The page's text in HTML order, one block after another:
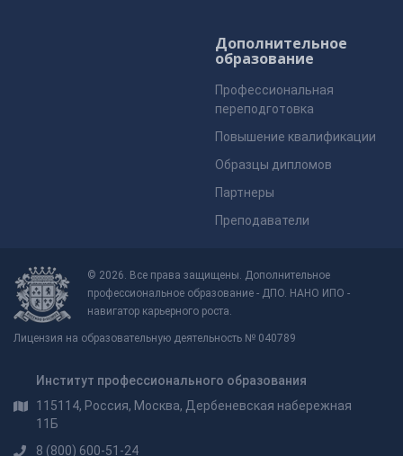
Дополнительное
образование
Профессиональная
переподготовка
Повышение квалификации
Образцы дипломов
Партнеры
Преподаватели
© 2026. Все права защищены. Дополнительное
профессиональное образование - ДПО. НАНО ИПО -
навигатор карьерного роста.
Лицензия на образовательную деятельность № 040789
Институт профессионального образования
115114, Россия, Москва, Дербеневская набережная
11Б
8 (800) 600-51-24